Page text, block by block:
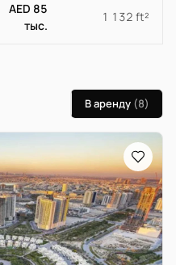
AED 85
тыс.
1 132 ft²
В аренду (8)